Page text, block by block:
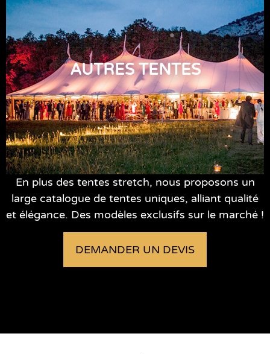
AUTRES TENTES
En plus des tentes stretch, nous proposons un
large catalogue de tentes uniques, alliant qualité
et élégance. Des modèles exclusifs sur le marché !
DEMANDER UN DEVIS